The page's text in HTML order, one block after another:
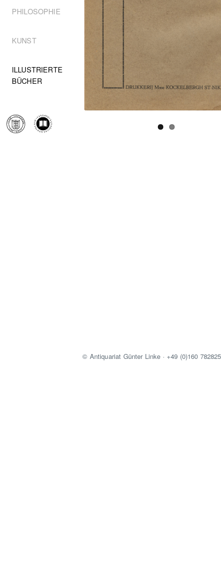
PHILOSOPHIE
KUNST
ILLUSTRIERTE
BÜCHER
© Antiquariat Günter Linke · +49 (0)160